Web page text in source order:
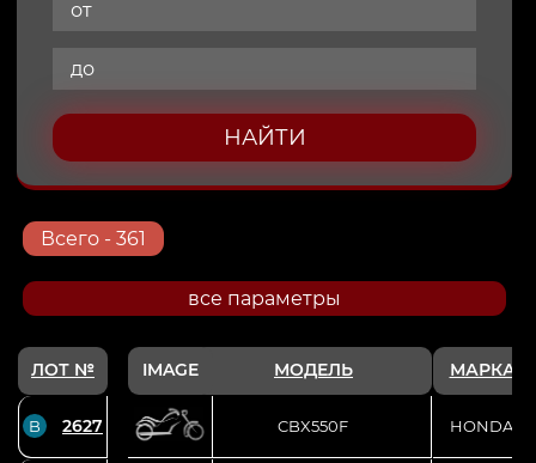
НАЙТИ
Всего - 361
все параметры
ЛОТ № IMAGE МОДЕЛЬ МАРКА
B 2627 CBX550F HONDA